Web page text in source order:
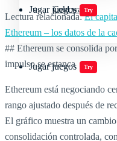
Jugar juegos Try
Cold wallet
Jugar juegos Try
Lectura relacionada:El
Ethereum – los datos de la
## Ethereum se consolida
impulso se estanca
Ethereum está negociando
rango ajustado después de
El gráfico muestra un
consolidación controlada,